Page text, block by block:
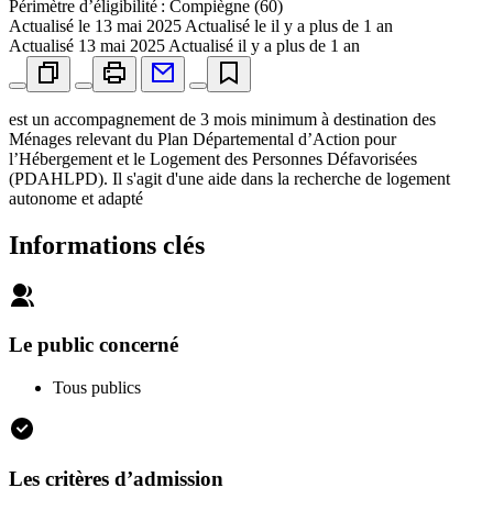
Périmètre d’éligibilité : Compiègne (60)
Actualisé le 13 mai 2025 Actualisé le il y a plus de 1 an
Actualisé 13 mai 2025 Actualisé il y a plus de 1 an
est un accompagnement de 3 mois minimum à destination des
Ménages relevant du Plan Départemental d’Action pour
l’Hébergement et le Logement des Personnes Défavorisées
(PDAHLPD). Il s'agit d'une aide dans la recherche de logement
autonome et adapté
Informations clés
Le public concerné
Tous publics
Les critères d’admission